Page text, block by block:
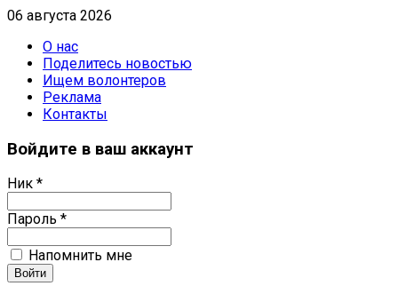
06 августа 2026
О нас
Поделитесь новостью
Ищем волонтеров
Реклама
Контакты
Войдите в ваш аккаунт
Ник *
Пароль *
Напомнить мне